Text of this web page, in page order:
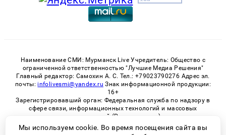
Наименование СМИ: Мурманск Live Учредитель: Общество с
ограниченной ответственностью "Лучшие Медиа Решения"
Главный редактор: Самохин А. С. Тел.: +79023790276 Адрес эл.
почты: infolivesmi@yandex.ru Знак информационной продукции:
16+
Зарегистрировавший орган: Федеральная служба по надзору в
сфере связи, информационных технологий и массовых
коммуникаций (Роскомнадзор)
Регистрационный номер СМИ ЭЛ № ФС 77 - 82534 от 21.01.2022
Мы используем cookie. Во время посещения сайта вы